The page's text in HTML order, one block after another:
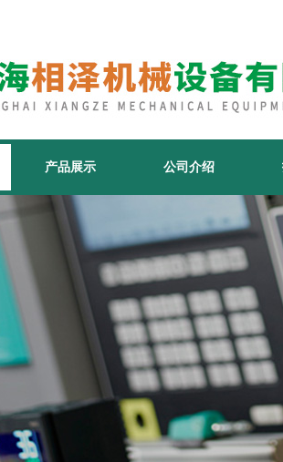
产品展示 公司介绍